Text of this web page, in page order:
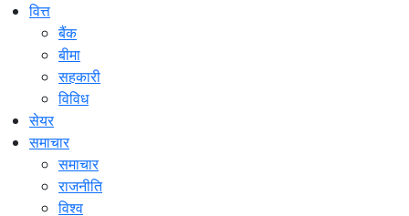
वित्त
बैंक
बीमा
सहकारी
विविध
सेयर
समाचार
समाचार
राजनीति
विश्व